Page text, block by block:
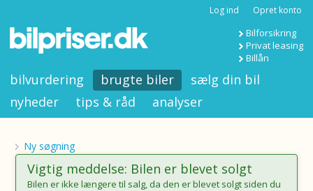
Log ind Opret konto
Bilforsikring
Privat leasing
Billån
bilvurdering brugte biler
sælg din bil
nyheder
tips & råd analyser
Ny søgning
Vigtig meddelse: Bilen er blevet solgt
Bilen er ikke længere til salg, da den er blevet solgt siden du